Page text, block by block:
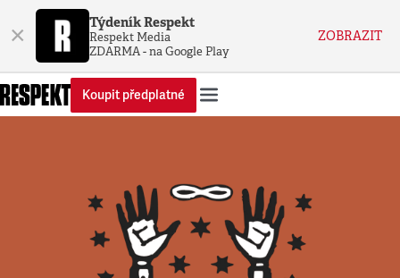
× Týdeník Respekt
Respekt Media
ZDARMA - na Google Play
ZOBRAZIT
Koupit předplatné